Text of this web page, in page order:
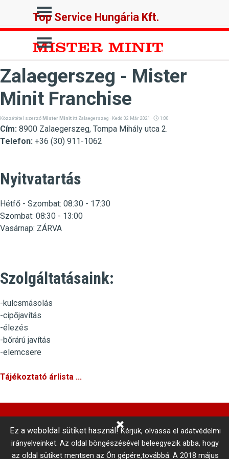
Ugrás a menüre
Top Service Hungária Kft.
Ugrás a menüre
Zalaegerszeg - Mister
Minit Franchise
Közzététel szerzőMister Minit itt Zalaegerszeg · Kedd 02 Már 2021 · 1:00
Cím: 8900 Zalaegerszeg, Tompa Mihály utca 2.
Telefon: +36 (30) 911-1062
Nyitvatartás
Hétfő - Szombat: 08:30 - 17:30
Szombat: 08:30 - 13:00
Vasárnap: ZÁRVA
Szolgáltatásaink:
-kulcsmásolás
-cipőjavítás
-élezés
-bőrárú javítás
-elemcsere
Tájékoztató árlista ...
telefonszám: +36 1 866 3300 # 3206
Ez a weboldal sütiket használ!Kérjük, olvassa el adatvédelmi
irányelveinket. Az oldal böngészésével beleegyezik abba, hogy
az oldal sütiket mentsen az Ön gépére,továbbá: A 2018 május